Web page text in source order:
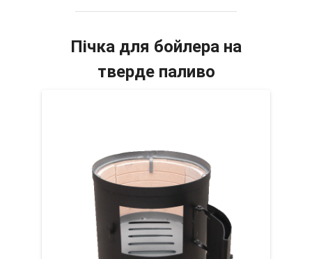
Пічка для бойлера на
тверде паливо